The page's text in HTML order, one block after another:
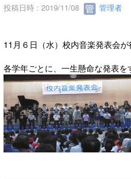
投稿日時 : 2019/11/08 管理者
11月６日（水）校内音楽発表会が
各学年ごとに、一生懸命な発表を